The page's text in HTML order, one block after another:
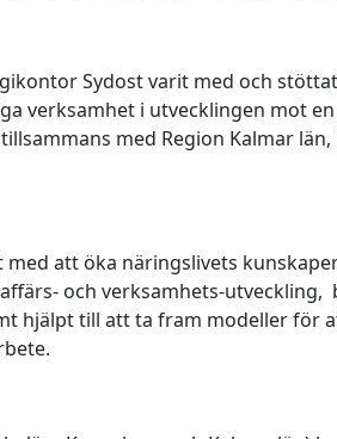
Sydost varit med och
verksamhet i utvecklingen mot
med Region Kalmar
att öka näringslivets
och verksamhets-
hjälpt till att ta fram modeller för